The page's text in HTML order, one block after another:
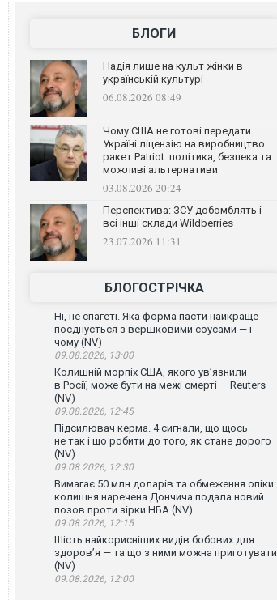
БЛОГИ
Надія лише на культ жінки в
українській культурі
06.08.2026 08:49
Чому США не готові передати
Україні ліцензію на виробництво
ракет Patriot: політика, безпека та
можливі альтернативи
03.08.2026 20:24
Перспектива: ЗСУ добомблять і
всі інші склади Wildberries
23.07.2026 11:31
БЛОГОСТРІЧКА
Ні, не спагеті. Яка форма пасти найкраще
поєднується з вершковими соусами — і
чому (NV)
09.08.2026, 13:00
Колишній морпіх США, якого ув’язнили
в Росії, може бути на межі смерті — Reuters
(NV)
09.08.2026, 12:45
Підсилювач керма. 4 сигнали, що щось
не так і що робити до того, як стане дорого
(NV)
09.08.2026, 12:30
Вимагає 50 млн доларів та обмеження опіки:
колишня наречена Дончича подала новий
позов проти зірки НБА (NV)
09.08.2026, 12:15
Шість найкорисніших видів бобових для
здоров’я — та що з ними можна приготувати
(NV)
09.08.2026, 12:00